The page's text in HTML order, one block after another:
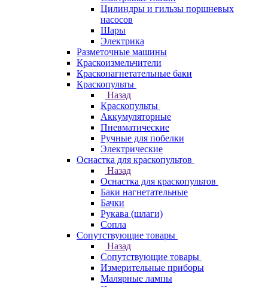
Цилиндры и гильзы поршневых
насосов
Шары
Электрика
Разметочные машины
Краскоизмельчители
Красконагнетательные баки
Краскопульты
Назад
Краскопульты
Аккумуляторные
Пневматические
Ручные для побелки
Электрические
Оснастка для краскопультов
Назад
Оснастка для краскопультов
Баки нагнетательные
Бачки
Рукава (шлаги)
Сопла
Сопутствующие товары
Назад
Сопутствующие товары
Измерительные приборы
Малярные лампы